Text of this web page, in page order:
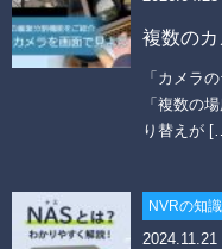
複数のカ
「カメラ
「複数の
り替えが
NVRの知識
2024.11.21